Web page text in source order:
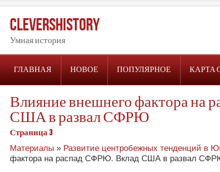
CleversHistory
Умная история
ГЛАВНАЯ НОВОЕ ПОПУЛЯРНОЕ КАРТА
Влияние внешнего фактора на
США в развал СФРЮ
Страница 3
Материалы » Развитие центробежных тенденций в
фактора на распад СФРЮ. Вклад США в развал